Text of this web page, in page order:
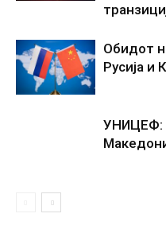
Обидот
Русија и
УНИЦЕФ: